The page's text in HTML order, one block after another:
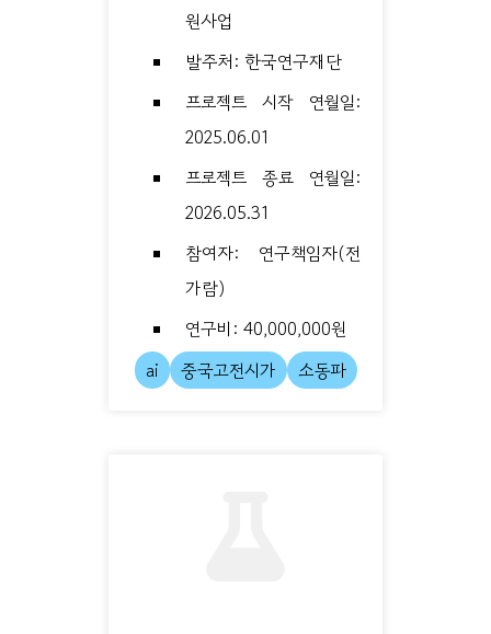
원사업
발주처: 한국연구재단
프로젝트 시작 연월일:
2025.06.01
프로젝트 종료 연월일:
2026.05.31
참여자: 연구책임자(전
가람)
연구비: 40,000,000원
ai
중국고전시가 소동파